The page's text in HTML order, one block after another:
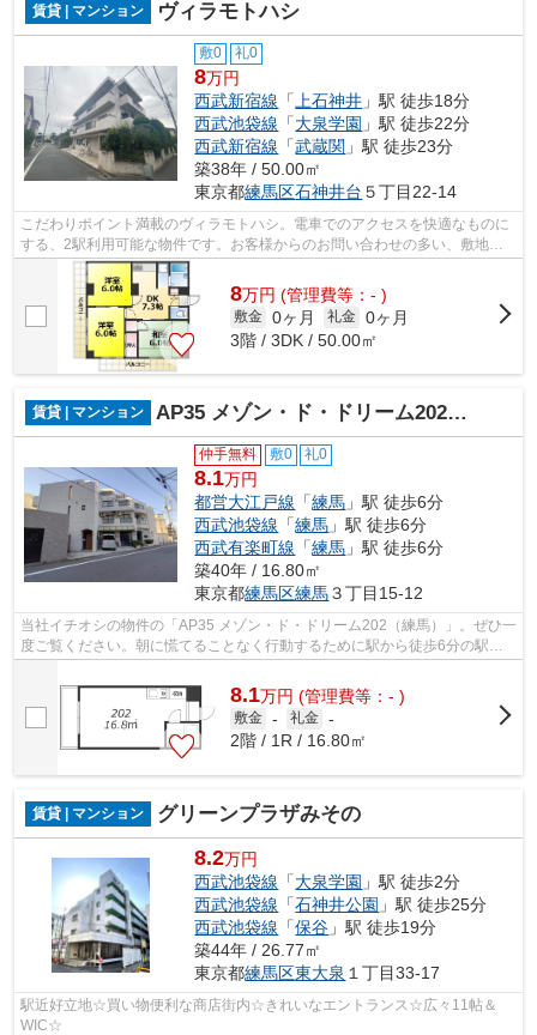
賃貸 | マンション ヴィラモトハシ
敷0 礼0
8万円
西武新宿線 「上石神井 」駅 徒歩18分
西武池袋線 「大泉学園 」駅 徒歩22分
西武新宿線 「武蔵関 」駅 徒歩23分
築38年 / 50.00㎡
東京都練馬区石神井台 ５丁目22-14
こだわりポイント満載のヴィラモトハシ。電車でのアクセスを快適なものに
する、2駅利用可能な物件です。お客様からのお問い合わせの多い、敷地内
ごみ置き場があります。防犯対策もバッ...
8万円 (管理費等：- )
敷金 0ヶ月 礼金 0ヶ月
3階 / 3DK / 50.00㎡
賃貸 | マンション AP35 メゾン・ド・ドリーム202（練馬）
仲手無料 敷0 礼0
8.1万円
都営大江戸線 「練馬 」駅 徒歩6分
西武池袋線 「練馬 」駅 徒歩6分
西武有楽町線 「練馬 」駅 徒歩6分
築40年 / 16.80㎡
東京都練馬区練馬３丁目15-12
当社イチオシの物件の「AP35 メゾン・ド・ドリーム202（練馬）」。ぜひ一
度ご覧ください。朝に慌てることなく行動するために駅から徒歩6分の駅近
8.1万円 (管理費等：- )
敷金 - 礼金 -
2階 / 1R / 16.80㎡
賃貸 | マンション グリーンプラザみその
8.2万円
西武池袋線 「大泉学園 」駅 徒歩2分
西武池袋線 「石神井公園 」駅 徒歩25分
西武池袋線 「保谷 」駅 徒歩19分
築44年 / 26.77㎡
東京都練馬区東大泉 １丁目33-17
駅近好立地☆買い物便利な商店街内☆きれいなエントランス☆広々11帖＆
WIC☆